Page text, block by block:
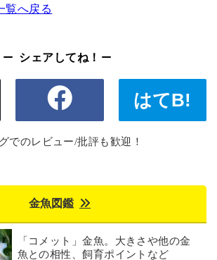
覧へ戻る
シェアしてね！
はてB!
でのレビュー/批評も歓迎！
金魚図鑑
「コメット」金魚。大きさや他の金
魚との相性、飼育ポイントなど